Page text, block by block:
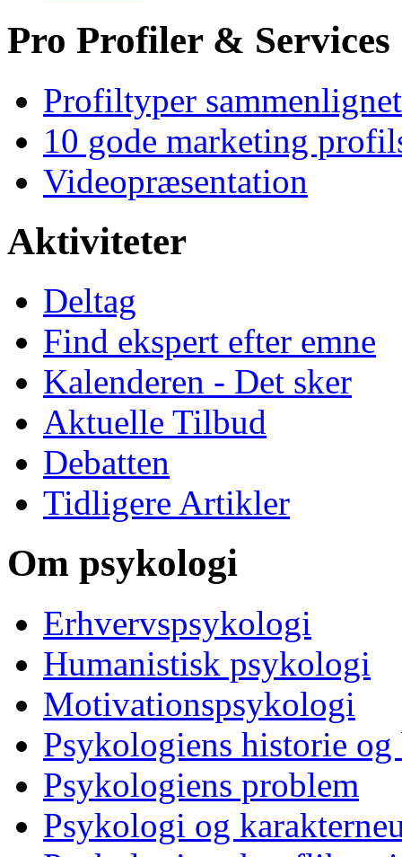
Pro Profiler & Services
Profiltyper sammenlignet
10 gode marketing
Videopræsentation
Aktiviteter
Deltag
Find ekspert efter emne
Kalenderen - Det sker
Aktuelle Tilbud
Debatten
Tidligere Artikler
Om psykologi
Erhvervspsykologi
Humanistisk psykologi
Motivationspsykologi
Psykologiens historie og
Psykologiens problem
Psykologi og